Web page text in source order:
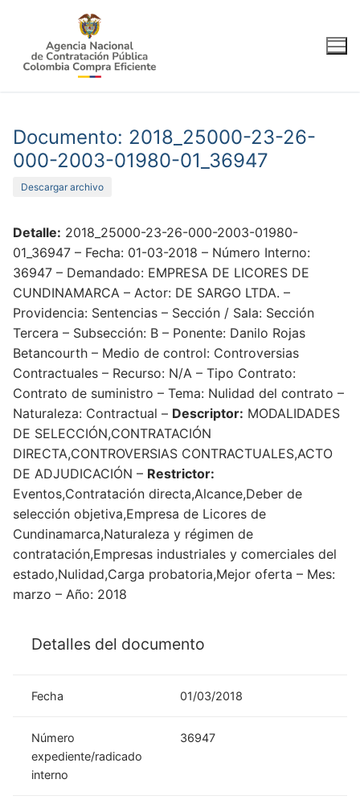
contenido
Documento: 2018_25000-23-26-
000-2003-01980-01_36947
Descargar archivo
Detalle: 2018_25000-23-26-000-2003-01980-
01_36947 – Fecha: 01-03-2018 – Número Interno:
36947 – Demandado: EMPRESA DE LICORES DE
CUNDINAMARCA – Actor: DE SARGO LTDA. –
Providencia: Sentencias – Sección / Sala: Sección
Tercera – Subsección: B – Ponente: Danilo Rojas
Betancourth – Medio de control: Controversias
Contractuales – Recurso: N/A – Tipo Contrato:
Contrato de suministro – Tema: Nulidad del contrato –
Naturaleza: Contractual – Descriptor: MODALIDADES
DE SELECCIÓN,CONTRATACIÓN
DIRECTA,CONTROVERSIAS CONTRACTUALES,ACTO
DE ADJUDICACIÓN – Restrictor:
Eventos,Contratación directa,Alcance,Deber de
selección objetiva,Empresa de Licores de
Cundinamarca,Naturaleza y régimen de
contratación,Empresas industriales y comerciales del
estado,Nulidad,Carga probatoria,Mejor oferta – Mes:
marzo – Año: 2018
Detalles del documento
Fecha 01/03/2018
Número
expediente/radicado
interno
36947